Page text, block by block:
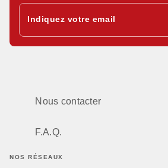
Indiquez votre email
Nous contacter
F.A.Q.
NOS RÉSEAUX